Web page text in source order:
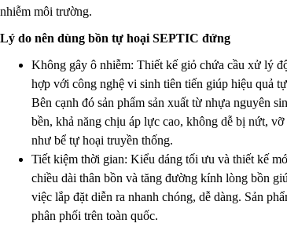
nhiễm môi trường.
Lý do nên dùng bồn tự hoại SEPTIC đứng
Không gây ô nhiễm: Thiết kế giỏ chứa cầu xử lý
hợp với công nghệ vi sinh tiên tiến giúp hiệu quả
Bên cạnh đó sản phẩm sản xuất từ nhựa nguyên
bền, khả năng chịu áp lực cao, không dễ bị nứt,
như bể tự hoại truyền thống.
Tiết kiệm thời gian: Kiểu dáng tối ưu và thiết kế
chiều dài thân bồn và tăng đường kính lòng bồn
việc lắp đặt diễn ra nhanh chóng, dễ dàng. Sản
phân phối trên toàn quốc.